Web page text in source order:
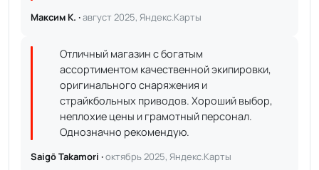
Максим К. ·август 2025, Яндекс.Карты
Отличный магазин с богатым
ассортиментом качественной экипировки,
оригинального снаряжения и
страйкбольных приводов. Хороший выбор,
неплохие цены и грамотный персонал.
Однозначно рекомендую.
Saigō Takamori ·октябрь 2025, Яндекс.Карты